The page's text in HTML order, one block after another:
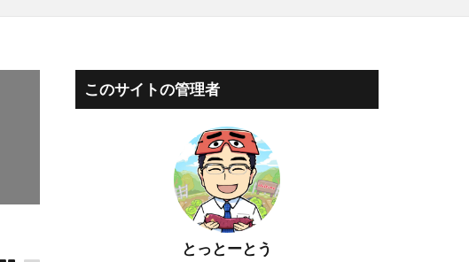
このサイトの管理者
とっとーとう